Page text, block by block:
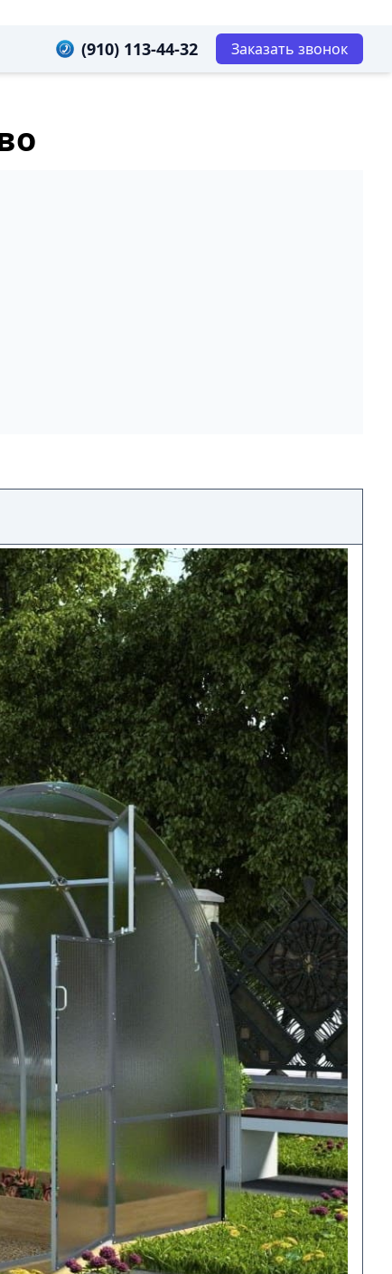
(910) 113-44-32 Заказать звонок